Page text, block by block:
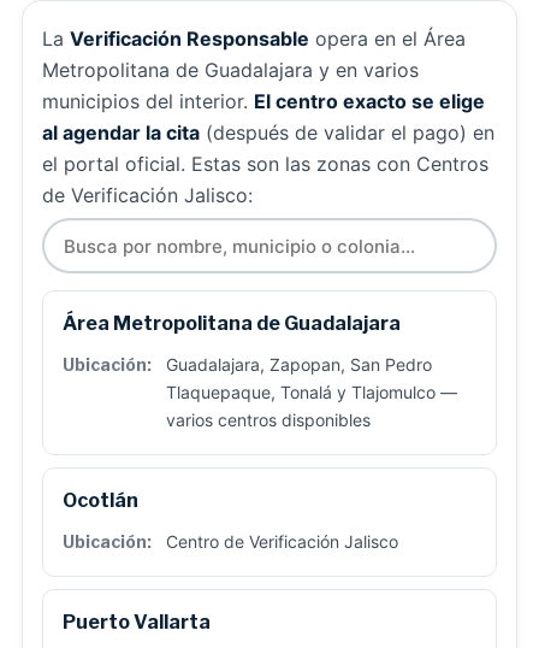
La Verificación Responsable opera en el Área
Metropolitana de Guadalajara y en varios
municipios del interior. El centro exacto se elige
al agendar la cita (después de validar el pago) en
el portal oficial. Estas son las zonas con Centros
de Verificación Jalisco:
Área Metropolitana de Guadalajara
Guadalajara, Zapopan, San Pedro
Tlaquepaque, Tonalá y Tlajomulco —
varios centros disponibles
Ocotlán
Centro de Verificación Jalisco
Puerto Vallarta